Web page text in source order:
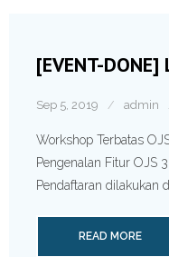
[EVENT-DONE]
Sep 5, 2019 admin
Workshop Terbatas
Pengenalan Fitur OJS
Pendaftaran dilakukan
READ MORE